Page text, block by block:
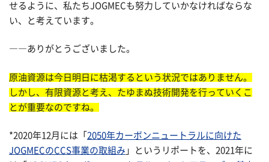
せるように、私たちJOGMECも努力していかなければならな
い、と考えています。
――ありがとうございました。
原油資源は今日明日に枯渇するという状況ではありません。
しかし、有限資源と考え、たゆまぬ技術開発を行っていくこ
とが重要なのですね。
*2020年12月には「 2050年カーボンニュートラルに向けた
JOGMECのCCS事業の取組み 」というリポートを、2021年に